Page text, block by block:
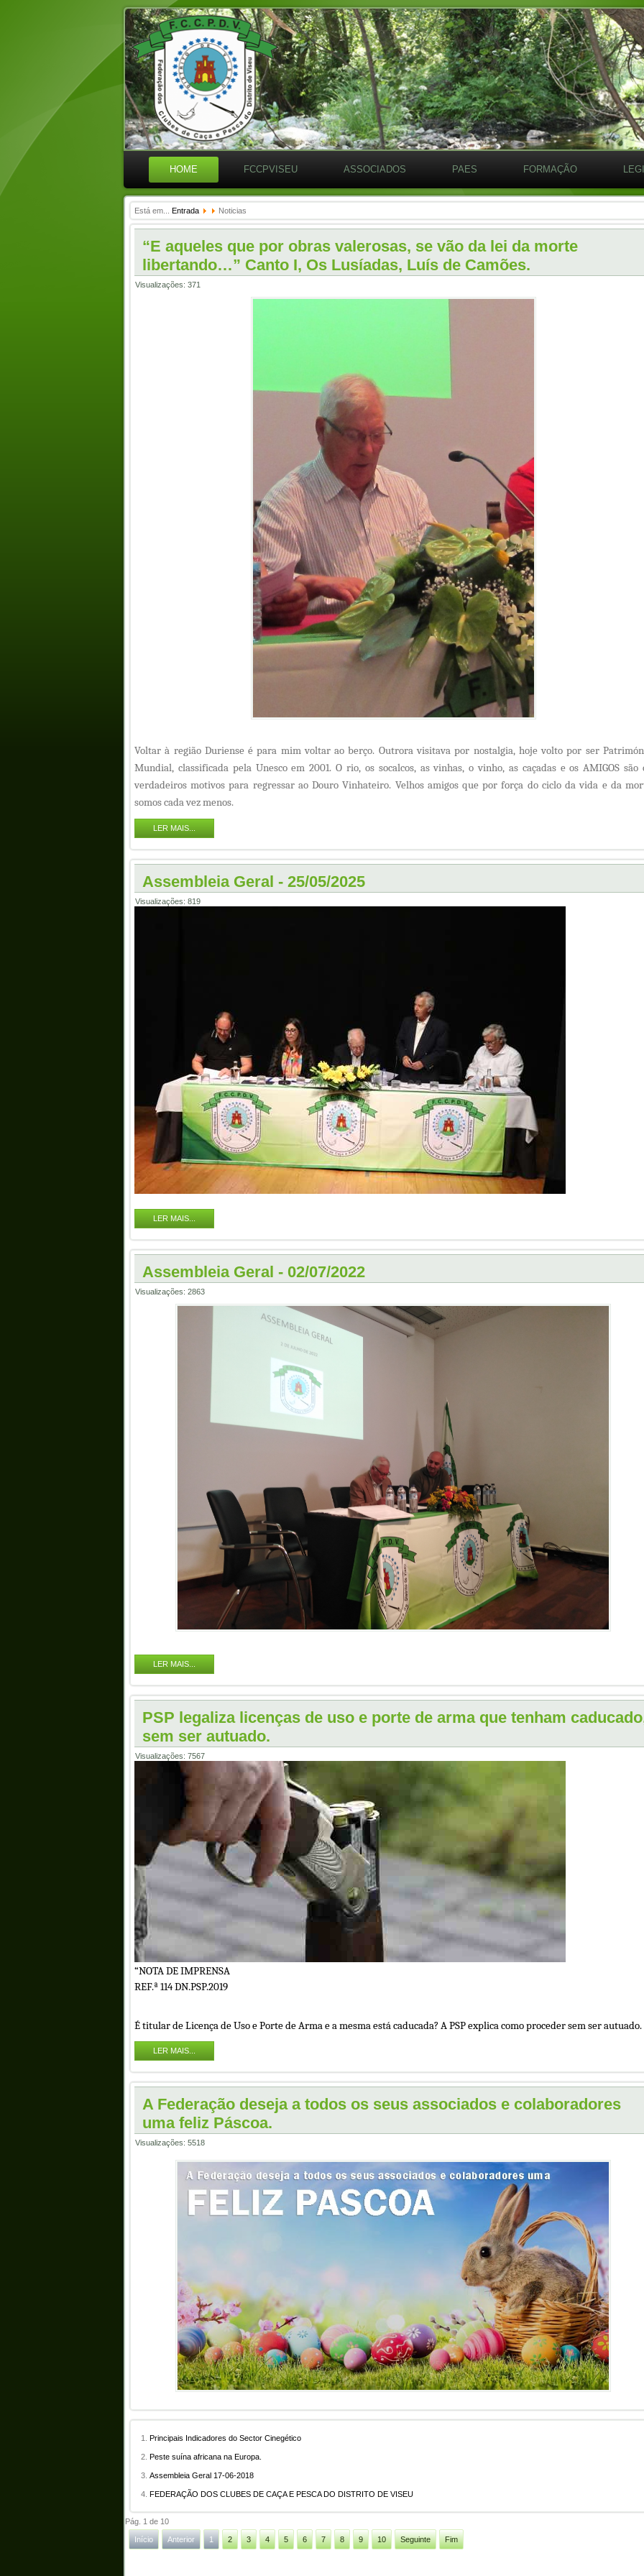
HOME FCCPVISEU ASSOCIADOS PAES FORMAÇÃO
Está em... Entrada Noticias
“E aqueles que por obras valerosas, se vão da lei da morte
libertando…” Canto I, Os Lusíadas, Luís de Camões.
Visualizações: 371
Voltar à região Duriense é para mim voltar ao berço. Outrora visitava por nostalgia, hoje volto por ser
Mundial, classificada pela Unesco em 2001. O rio, os socalcos, as vinhas, o vinho, as caçadas e os AMIGOS são
verdadeiros motivos para regressar ao Douro Vinhateiro. Velhos amigos que por força do ciclo da vida e da
somos cada vez menos.
LER MAIS...
Assembleia Geral - 25/05/2025
Visualizações: 819
LER MAIS...
Assembleia Geral - 02/07/2022
Visualizações: 2863
LER MAIS...
PSP legaliza licenças de uso e porte de arma que tenham
sem ser autuado.
Visualizações: 7567
“NOTA DE IMPRENSA
REF.ª 114 DN.PSP.2019
É titular de Licença de Uso e Porte de Arma e a mesma está caducada? A PSP explica como proceder sem ser autuado.
LER MAIS...
A Federação deseja a todos os seus associados e colaboradores
uma feliz Páscoa.
Visualizações: 5518
Principais Indicadores do Sector Cinegético
Peste suína africana na Europa.
Assembleia Geral 17-06-2018
FEDERAÇÃO DOS CLUBES DE CAÇA E PESCA DO DISTRITO DE VISEU
Pág. 1 de 10
Início Anterior 1 2 3 4 5 6 7 8 9 10 Seguinte Fim